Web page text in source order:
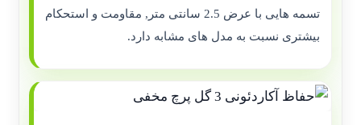
تسمه هایی با عرض 2.5 سانتی متر, مقاومت و استحکام
بیشتری نسبت به مدل های مشابه دارد.